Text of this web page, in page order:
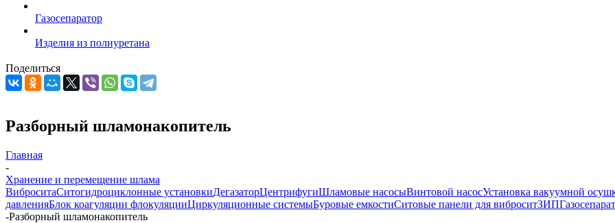
Газосепаратор
Изделия из полиуретана
Поделиться
Разборный шламонакопитель
Главная
-
Хранение и перемещение шлама
ВиброситаСитогидроциклонные установкиДегазаторЦентрифугиШламовые насосыВинтовой насосУстановка вакуумной
давленияБлок коагуляции флокуляцииЦиркуляционные системыБуровые емкостиСитовые панели для виброситЗИП
-Разборный шламонакопитель